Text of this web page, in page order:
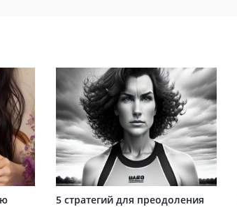
5 стратегий для преодоления